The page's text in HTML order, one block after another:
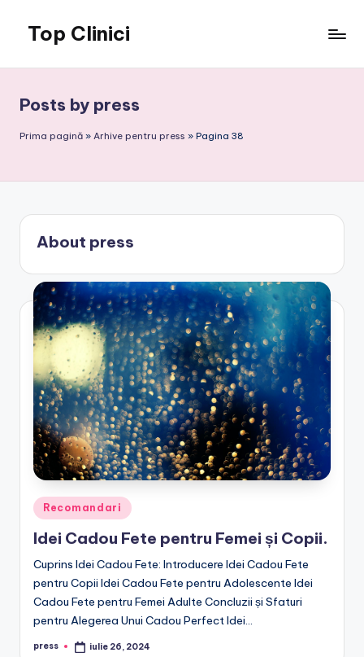
content
Top Clinici
Posts by press
Prima pagină » Arhive pentru press » Pagina 38
About press
Posted
in
Recomandari
Idei Cadou Fete pentru Femei și Copii.
Cuprins Idei Cadou Fete: Introducere Idei Cadou Fete
pentru Copii Idei Cadou Fete pentru Adolescente Idei
Cadou Fete pentru Femei Adulte Concluzii și Sfaturi
pentru Alegerea Unui Cadou Perfect Idei…
Posted
press iulie 26, 2024